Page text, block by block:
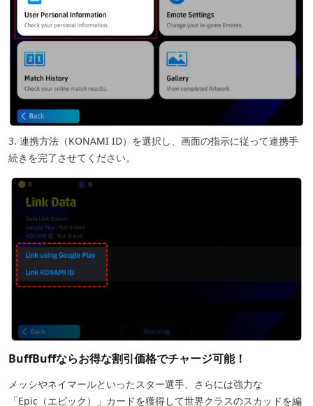
3. 連携方法（KONAMI ID）を選択し、画面の指示に従って連携手
続きを完了させてください。
BuffBuffならお得な割引価格でチャージ可能！
メッシやネイマールといったスター選手、さらには強力な
「Epic（エピック）」カードを獲得して世界クラスのスカッドを編